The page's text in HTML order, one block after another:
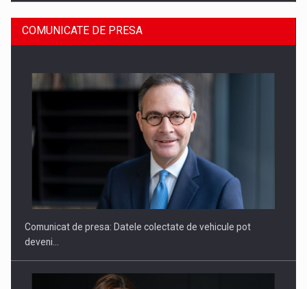
SAPTE PERSONALITATI DIN MEDIUL DE AFACERI, ACADEMIC
COMUNICATE DE PRESA
Comunicat de presa: Datele colectate de vehicule pot
deveni…